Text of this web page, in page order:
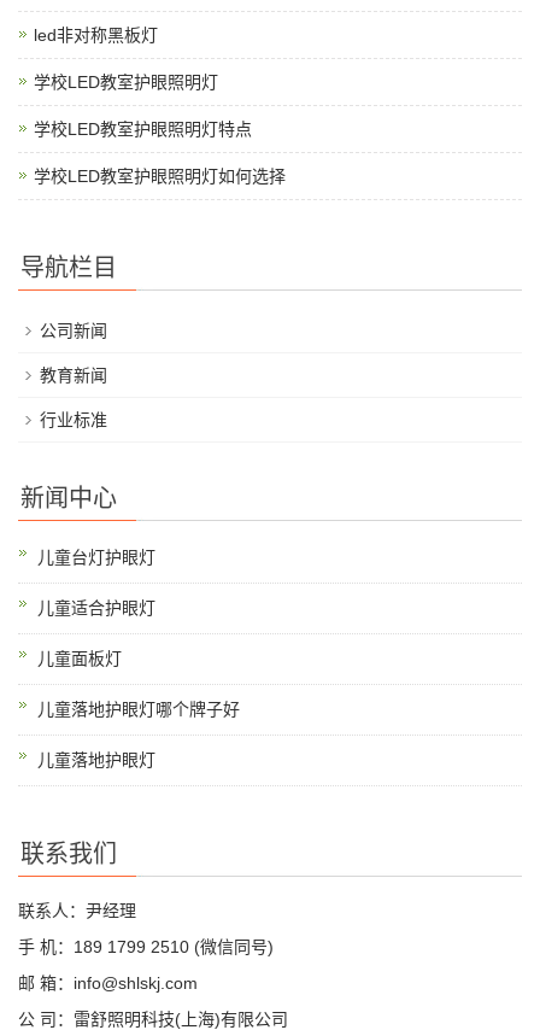
led非对称黑板灯
学校LED教室护眼照明灯
学校LED教室护眼照明灯特点
学校LED教室护眼照明灯如何选择
导航栏目
公司新闻
教育新闻
行业标准
新闻中心
儿童台灯护眼灯
儿童适合护眼灯
儿童面板灯
儿童落地护眼灯哪个牌子好
儿童落地护眼灯
联系我们
联系人：尹经理
手 机：189 1799 2510 (微信同号)
邮 箱：info@shlskj.com
公 司：雷舒照明科技(上海)有限公司